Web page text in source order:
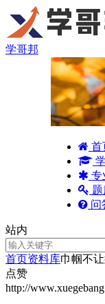
学哥邦
首
专
题
问
站内
首页资料库巾帼不
点赞
http://